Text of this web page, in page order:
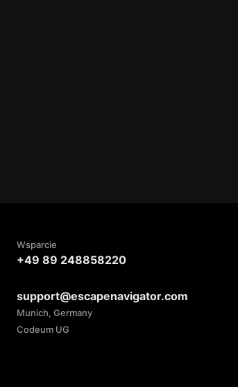
Wsparcie
+49 89 248858220
support@escapenavigator.com
Munich, Germany
Codeum UG